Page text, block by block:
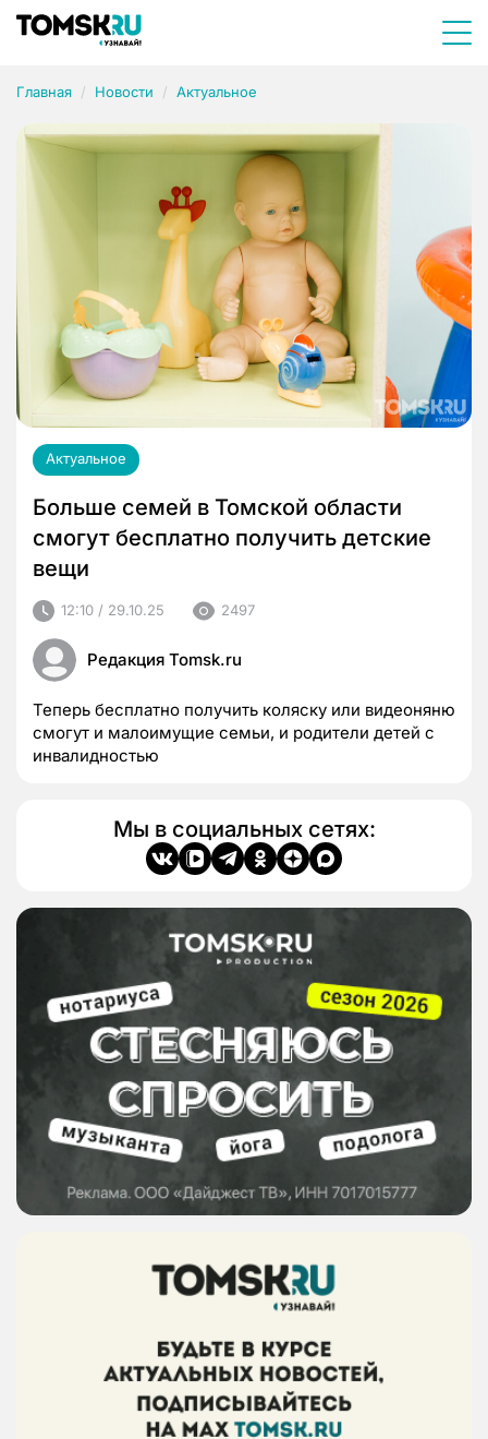
Главная Новости Актуальное
Актуальное
Больше семей в Томской области
смогут бесплатно получить детские
вещи
12:10 / 29.10.25 2497
Редакция Tomsk.ru
Теперь бесплатно получить коляску или видеоняню
смогут и малоимущие семьи, и родители детей с
инвалидностью
Мы в социальных сетях: